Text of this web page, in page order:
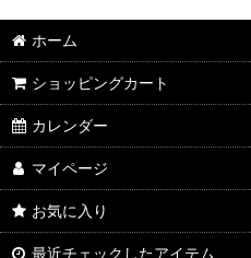
ホーム
ショッピングカート
カレンダー
マイページ
お気に入り
最近チェックしたアイテム